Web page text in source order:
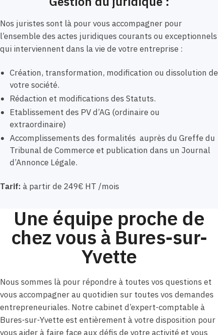
Nos juristes sont là pour vous accompagner pour
l’ensemble des actes juridiques courants ou exceptionnels
qui interviennent dans la vie de votre entreprise :
Création, transformation, modification ou dissolution de
votre société.
Rédaction et modifications des Statuts.
Etablissement des PV d’AG (ordinaire ou
extraordinaire)
Accomplissements des formalités auprès du Greffe du
Tribunal de Commerce et publication dans un Journal
d’Annonce Légale.
Tarif: à partir de 249€ HT /mois
Une équipe proche de
chez vous à Bures-sur-
Yvette
Nous sommes là pour répondre à toutes vos questions et
vous accompagner au quotidien sur toutes vos demandes
entrepreneuriales. Notre cabinet d’expert-comptable à
Bures-sur-Yvette est entièrement à votre disposition pour
vous aider à faire face aux défis de votre activité et vous